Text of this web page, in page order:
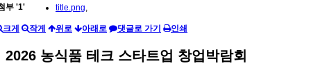
부 '1' title.png,
크게 작게 위로 아래로 댓글로 가기 인쇄
2026 농식품 테크 스타트업 창업박람회